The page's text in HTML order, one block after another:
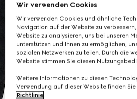
Wir verwenden Cookies
Wir verwenden Cookies und ähnliche
Navigation auf der Website zu
Website zu analysieren, uns bei unseren
unterstützen und Ihnen zu ermöglichen,
sozialen Netzwerken zu teilen. Durch die
Website stimmen Sie diesen
Weitere Informationen zu diesen
Verwendung auf dieser Website finden Sie
Richtlinie.